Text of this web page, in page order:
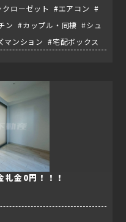
クローゼット #エアコン #
ン #カップル・同棲 #シュ
マンション #宅配ボックス
礼金0円！！！